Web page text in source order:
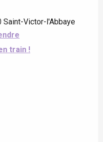
Saint-Victor-l'Abbaye
train !